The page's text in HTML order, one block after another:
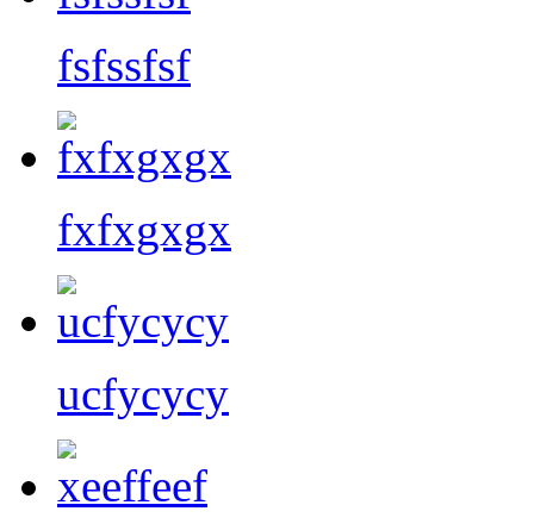
fsfssfsf
fxfxgxgx
ucfycycy